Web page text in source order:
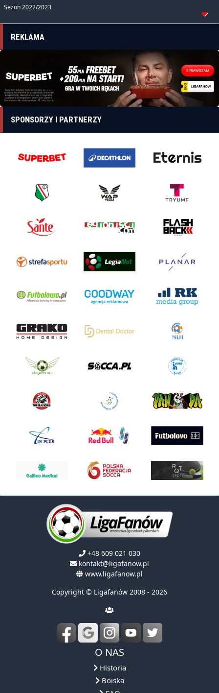
Sezon 2022/2023
REKLAMA
SPONSORZY I PARTNERZY
+48 609 021 030
kontakt@ligafanow.pl
www.ligafanow.pl
Copyright © Ligafanów 2008 - 2026
O NAS
Historia
Boiska